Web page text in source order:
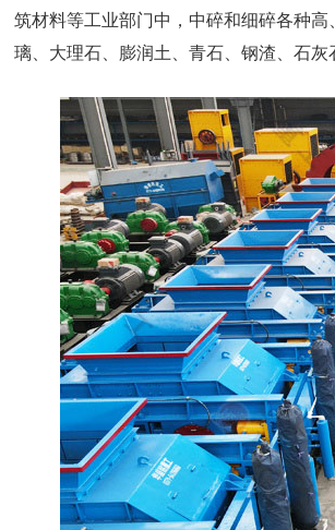
筑材料等工业部门中，中碎和细碎各种
璃、大理石、膨润土、青石、钢渣、石灰